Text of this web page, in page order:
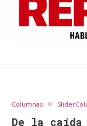
Columnas
De la caída